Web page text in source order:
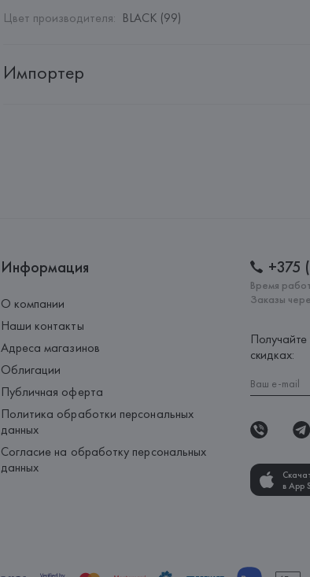
Цвет производителя: BLACK (99)
Импортер
Информация
О компании
Наши контакты
Адреса магазинов
Облигации
Публичная оферта
Политика обработки персональных
данных
Согласие на обработку персональных
данных
+375
Время
Заказы
скидках:
в App